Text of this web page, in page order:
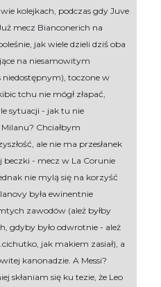
kolejkach, podczas gdy Juve
mecz Bianconerich na
jak wiele dzieli dziś oba
na niesamowitym
toczone w
tchu nie mógł złapać,
sytuacji - jak tu nie
Chciałbym
ale nie ma przesłanek
- mecz w La Corunie
nie mylą się na korzyść
była ewinentnie
zawodów (ależ byłby
gdyby było odwrotnie - ależ
jak makiem zasiał), a
kanonadzie. A Messi?
skłaniam się ku tezie, że Leo